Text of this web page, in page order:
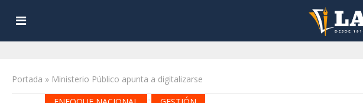
Portada » Ministerio Público apunta a digitalizarse